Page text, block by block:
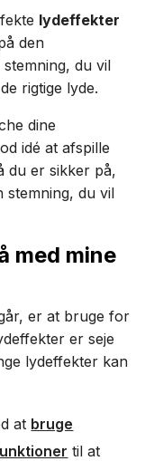
lydeffekter
den
du vil
rigtige lyde.
dine
idé at afspille
du er sikker på,
stemning, du vil
med mine
er at bruge for
er seje
lydeffekter kan
at bruge
til at